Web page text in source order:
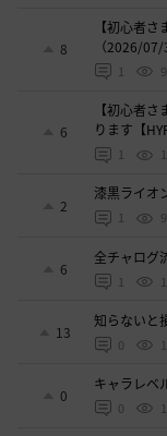
8
【初心者
（2026/07/
1
6
【初心者
ります【
1
2
漆黒ライオ
1
6
全チャログ
1
13
知らないと
0
0
キャラレベ
0